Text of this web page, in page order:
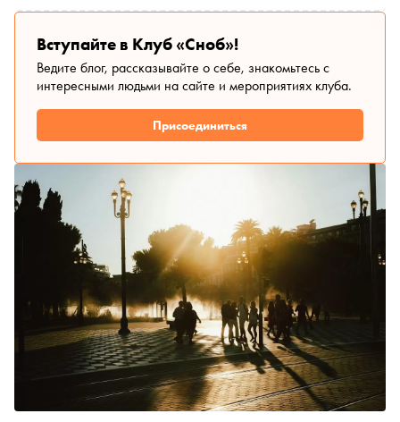
Вступайте в Клуб «Сноб»!
Ведите блог, рассказывайте о себе, знакомьтесь с
интересными людьми на сайте и мероприятиях клуба.
Присоединиться